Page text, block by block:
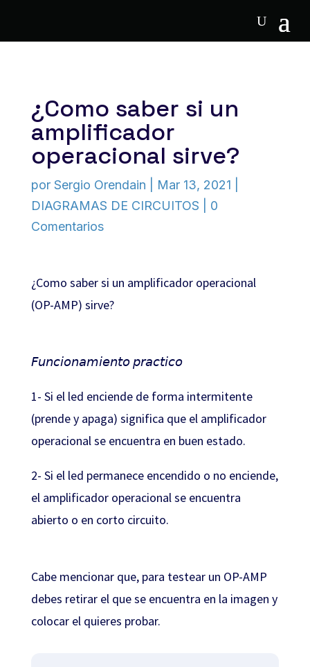
¿Como saber si un
amplificador
operacional sirve?
por Sergio Orendain Mar 13, 2021
DIAGRAMAS DE CIRCUITOS
0
Comentarios
¿Como saber si un amplificador operacional
(OP-AMP) sirve?⁣⁣⁣⁣⁣
𝘍𝘶𝘯𝘤𝘪𝘰𝘯𝘢𝘮𝘪𝘦𝘯𝘵𝘰 𝘱𝘳𝘢𝘤𝘵𝘪𝘤𝘰⁣⁣⁣⁣⁣⁣⁣⁣⁣⁣
1- Si el led enciende de forma intermitente
(prende y apaga) significa que el amplificador
operacional se encuentra en buen estado.
⁣⁣⁣⁣⁣⁣⁣⁣⁣⁣2- Si el led permanece encendido o no enciende,
el amplificador operacional se encuentra
abierto o en corto circuito.⁣⁣⁣⁣⁣
Cabe mencionar que, para testear un OP-AMP
debes retirar el que se encuentra en la imagen y
colocar el quieres probar.